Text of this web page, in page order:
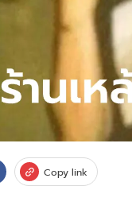
Copy link